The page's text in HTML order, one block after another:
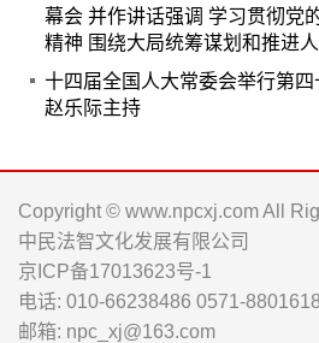
幕会 并作讲话强调 学习贯彻党
精神 围绕大局统筹谋划和推进
十四届全国人大常委会举行第
赵乐际主持
Copyright © www.npcxj.com All
中民法智文化发展有限公司
京ICP备17013623号-1
电话: 010-66238486 0571-
邮箱: npc_xj@163.com